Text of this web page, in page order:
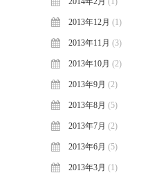
2013年12月 (1)
2013年11月 (3)
2013年10月 (2)
2013年9月 (2)
2013年8月 (5)
2013年7月 (2)
2013年6月 (5)
2013年3月 (1)